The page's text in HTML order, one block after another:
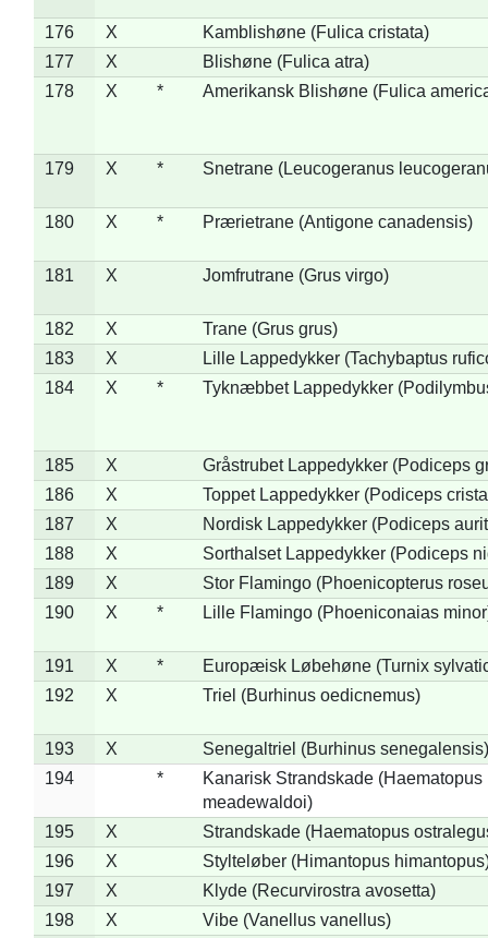
176 X
Kamblishøne (Fulica cristata)
177
X
Blishøne (Fulica atra)
178
X * Amerikansk Blishøne (Fulica
179 X * Snetrane (Leucogeranus
180 X * Prærietrane (Antigone canadensis)
181 X Jomfrutrane (Grus virgo)
182 X
Trane (Grus grus)
183
X
Lille Lappedykker (Tachybaptus
184
X * Tyknæbbet Lappedykker
185 X
Gråstrubet Lappedykker (Podiceps
186
X
Toppet Lappedykker (Podiceps
187
X
Nordisk Lappedykker (Podiceps
188
X
Sorthalset Lappedykker (Podiceps
189
X
Stor Flamingo (Phoenicopterus
190
X * Lille Flamingo (Phoeniconaias
191 X *
Europæisk Løbehøne (Turnix
192
X Triel (Burhinus oedicnemus)
193 X
Senegaltriel (Burhinus senegalensis)
194
*
Kanarisk Strandskade (Haematopus
meadewaldoi)
195
X
Strandskade (Haematopus
196
X
Stylteløber (Himantopus
197
X
Klyde (Recurvirostra avosetta)
198
X
Vibe (Vanellus vanellus)